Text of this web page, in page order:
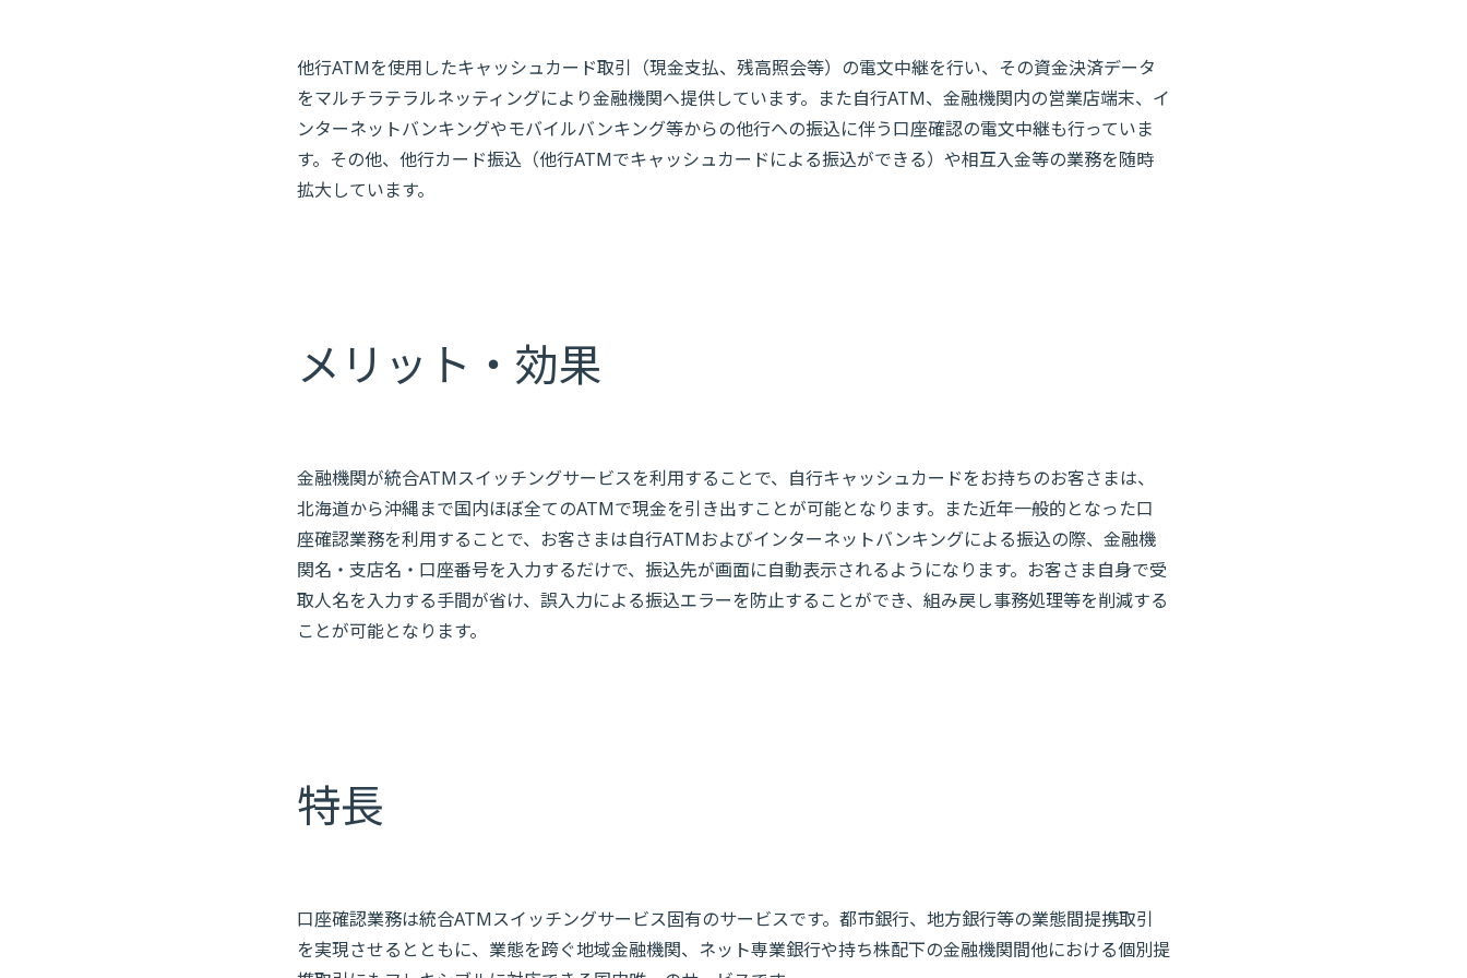
他行ATMを使用したキャッシュカード取引（現金支払、残高照会等）の電文中継を行い、その資金決済データ
をマルチラテラルネッティングにより金融機関へ提供しています。また自行ATM、金融機関内の営業店端末、イ
ンターネットバンキングやモバイルバンキング等からの他行への振込に伴う口座確認の電文中継も行っていま
す。その他、他行カード振込（他行ATMでキャッシュカードによる振込ができる）や相互入金等の業務を随時
拡大しています。
メリット・効果
金融機関が統合ATMスイッチングサービスを利用することで、自行キャッシュカードをお持ちのお客さまは、
北海道から沖縄まで国内ほぼ全てのATMで現金を引き出すことが可能となります。また近年一般的となった口
座確認業務を利用することで、お客さまは自行ATMおよびインターネットバンキングによる振込の際、金融機
関名・支店名・口座番号を入力するだけで、振込先が画面に自動表示されるようになります。お客さま自身で受
取人名を入力する手間が省け、誤入力による振込エラーを防止することができ、組み戻し事務処理等を削減する
ことが可能となります。
特長
口座確認業務は統合ATMスイッチングサービス固有のサービスです。都市銀行、地方銀行等の業態間提携取引
を実現させるとともに、業態を跨ぐ地域金融機関、ネット専業銀行や持ち株配下の金融機関間他における個別提